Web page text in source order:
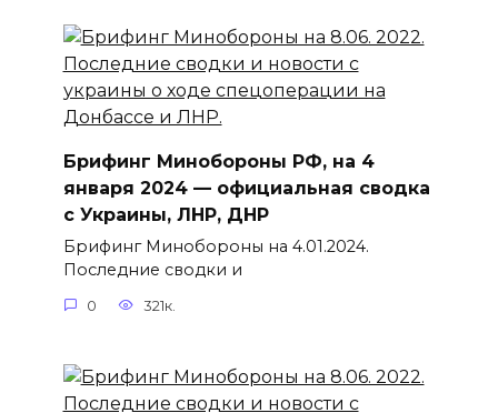
Брифинг Минобороны РФ, на 4
января 2024 — официальная сводка
с Украины, ЛНР, ДНР
Брифинг Минобороны на 4.01.2024.
Последние сводки и
0 321к.